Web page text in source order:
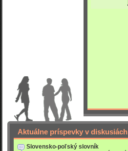
Aktuálne príspevky v diskusiách
Slovensko-poľský slovník